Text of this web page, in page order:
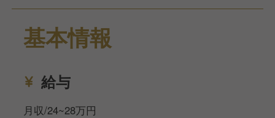
基本情報
給与
月収/24~28万円